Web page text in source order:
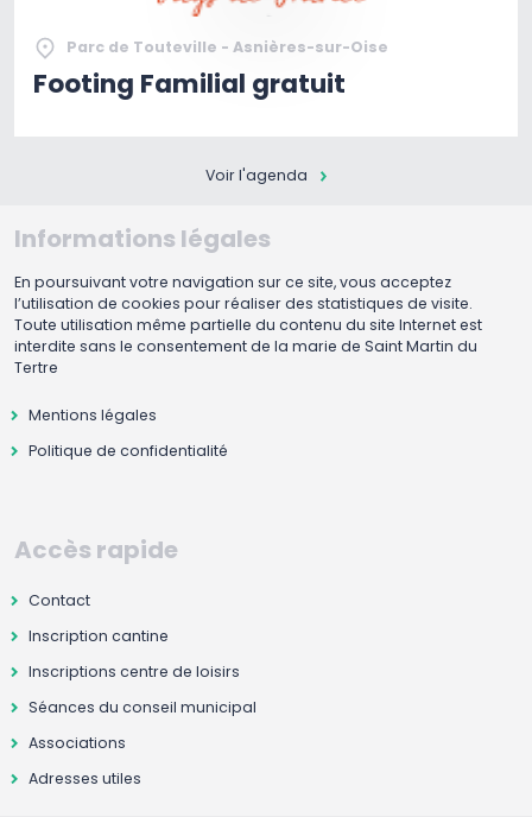
Parc de Touteville - Asnières-sur-Oise
Footing Familial gratuit
Voir l'agenda
Informations légales
En poursuivant votre navigation sur ce site, vous acceptez
l’utilisation de cookies pour réaliser des statistiques de visite.
Toute utilisation même partielle du contenu du site Internet est
interdite sans le consentement de la marie de Saint Martin du
Tertre
Mentions légales
Politique de confidentialité
Accès rapide
Contact
Inscription cantine
Inscriptions centre de loisirs
Séances du conseil municipal
Associations
Adresses utiles